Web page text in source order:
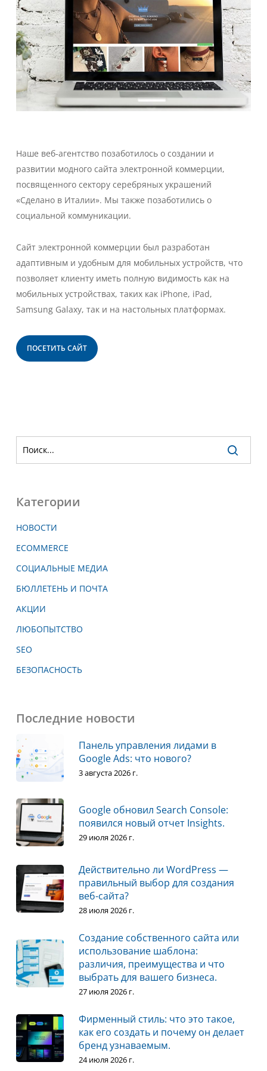
Наше веб-агентство позаботилось о создании и
развитии модного сайта электронной коммерции,
посвященного сектору серебряных украшений
«Сделано в Италии». Мы также позаботились о
социальной коммуникации.
Сайт электронной коммерции был разработан
адаптивным и удобным для мобильных устройств, что
позволяет клиенту иметь полную видимость как на
мобильных устройствах, таких как iPhone, iPad,
Samsung Galaxy, так и на настольных платформах.
ПОСЕТИТЬ САЙТ
Категории
НОВОСТИ
ECOMMERCE
СОЦИАЛЬНЫЕ МЕДИА
БЮЛЛЕТЕНЬ И ПОЧТА
АКЦИИ
ЛЮБОПЫТСТВО
SEO
БЕЗОПАСНОСТЬ
Последние новости
Панель управления лидами в
Google Ads: что нового?
3 августа 2026 г.
Google обновил Search Console:
появился новый отчет Insights.
29 июля 2026 г.
Действительно ли WordPress —
правильный выбор для создания
веб-сайта?
28 июля 2026 г.
Создание собственного сайта или
использование шаблона:
различия, преимущества и что
выбрать для вашего бизнеса.
27 июля 2026 г.
Фирменный стиль: что это такое,
как его создать и почему он делает
бренд узнаваемым.
24 июля 2026 г.